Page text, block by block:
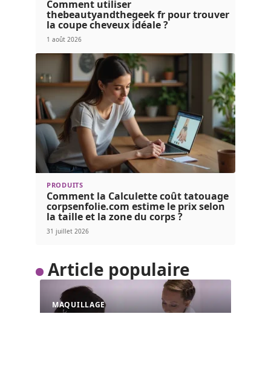
Comment utiliser
thebeautyandthegeek fr pour trouver
la coupe cheveux idéale ?
1 août 2026
PRODUITS
Comment la Calculette coût tatouage
corpsenfolie.com estime le prix selon
la taille et la zone du corps ?
31 juillet 2026
Article populaire
MAQUILLAGE